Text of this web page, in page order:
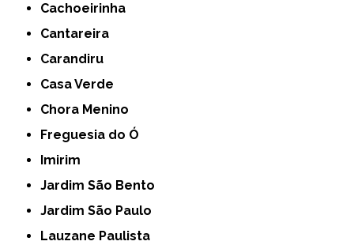
Cachoeirinha
Cantareira
Carandiru
Casa Verde
Chora Menino
Freguesia do Ó
Imirim
Jardim São Bento
Jardim São Paulo
Lauzane Paulista